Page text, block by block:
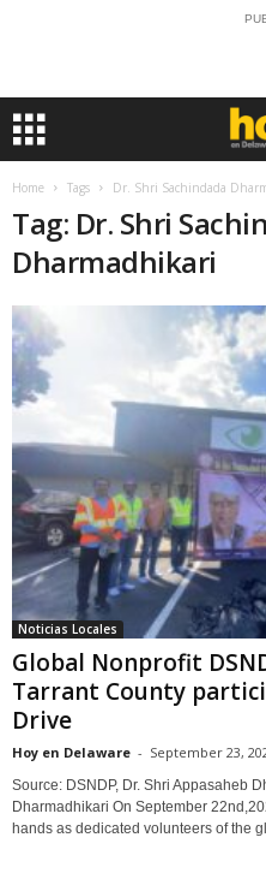
Home Tags Dr. Shri Sachindada
Tag: Dr. Shri
Dharmadhikari
Noticias Locales
Global Nonprofit
Tarrant County
Drive
Hoy en Delaware - September 23,
Source: DSNDP, Dr. Shri Appasaheb
Dharmadhikari On September
hands as dedicated volunteers of the